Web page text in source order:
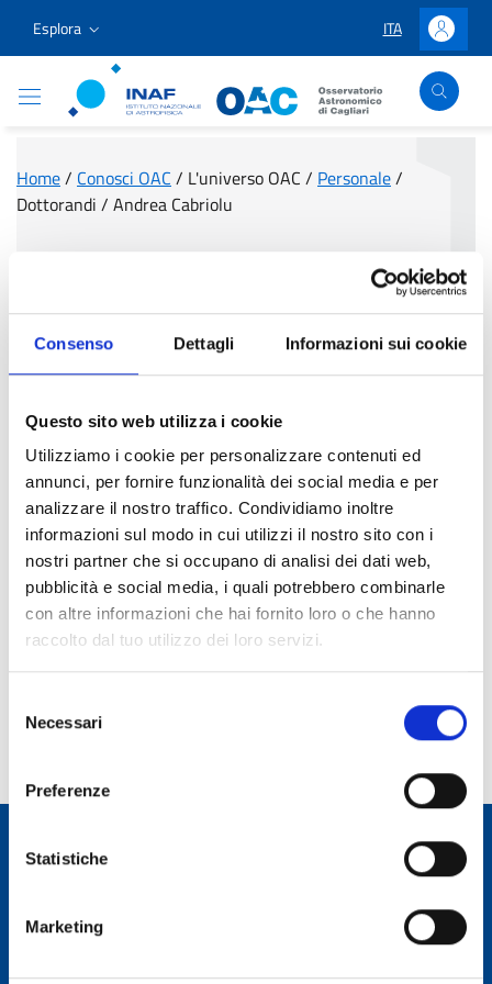
Consenso Dettagli Informazioni sui cookie
Questo sito web utilizza i cookie
Utilizziamo i cookie per personalizzare contenuti ed
annunci, per fornire funzionalità dei social media e per
analizzare il nostro traffico. Condividiamo inoltre
informazioni sul modo in cui utilizzi il nostro sito con i
nostri partner che si occupano di analisi dei dati web,
pubblicità e social media, i quali potrebbero combinarle
con altre informazioni che hai fornito loro o che hanno
raccolto dal tuo utilizzo dei loro servizi.
delNecessari
Preferenze
Statistiche
Marketing
Vai ai contenuti
Vai al menu di navigazione
Vai al footer
Esplora LINGUA
ITA Accedi
Osservatorio Astronomico Cagliari
Home/ Conosci OAC / L'universo OAC / Personale/
Dottorandi / Andrea Cabriolu
Ruolo:
Dottorando
Telefono:
070 71180270
Incarico dal: